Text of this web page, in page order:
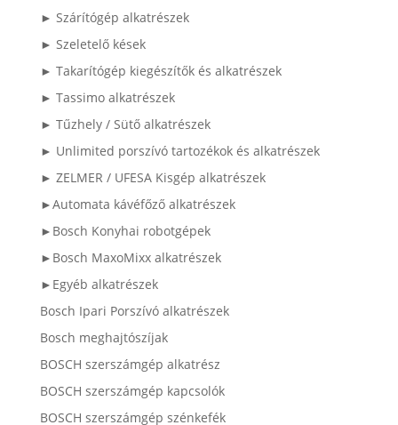
► Szárítógép alkatrészek
► Szeletelő kések
► Takarítógép kiegészítők és alkatrészek
► Tassimo alkatrészek
► Tűzhely / Sütő alkatrészek
► Unlimited porszívó tartozékok és alkatrészek
► ZELMER / UFESA Kisgép alkatrészek
►Automata kávéfőző alkatrészek
►Bosch Konyhai robotgépek
►Bosch MaxoMixx alkatrészek
►Egyéb alkatrészek
Bosch Ipari Porszívó alkatrészek
Bosch meghajtószíjak
BOSCH szerszámgép alkatrész
BOSCH szerszámgép kapcsolók
BOSCH szerszámgép szénkefék